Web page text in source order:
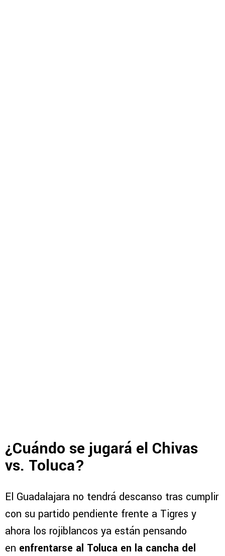
¿Cuándo se jugará el Chivas
vs. Toluca?
El Guadalajara no tendrá descanso tras cumplir
con su partido pendiente frente a Tigres y
ahora los rojiblancos ya están pensando
en enfrentarse al Toluca en la cancha del